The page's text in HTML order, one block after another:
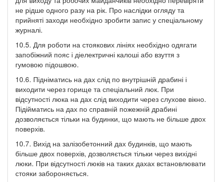
не рідше одного разу на рік. Про наслідки огляду та
прийняті заходи необхідно зробити запис у спеціальному
журналі.
10.5. Для роботи на стоякових лініях необхідно одягати
запобіжний пояс і діелектричні калоші або взуття з
гумовою підошвою.
10.6. Підніматись на дах слід по внутрішній драбині і
виходити через горище та спеціальний люк. При
відсутності люка на дах слід виходити через слухове вікно.
Підійматись на дах по справній пожежній драбині
дозволяється тільки на будинки, що мають не більше двох
поверхів.
10.7. Вихід на залізобетонний дах будинків, що мають
більше двох поверхів, дозволяється тільки через вихідні
люки. При відсутності люків на таких дахах встановлювати
стояки забороняється.